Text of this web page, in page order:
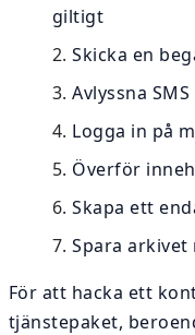
giltigt
Skicka en
Avlyssna
Logga in på
Överför
Skapa ett
Spara
För att hacka ett
tjänstepaket,